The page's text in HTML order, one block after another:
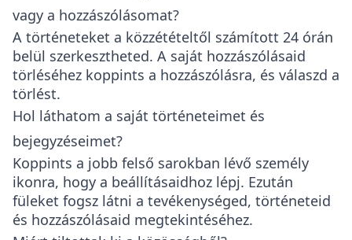
vagy a hozzászólásomat?
A történeteket a közzétételtől számított 24 órán
belül szerkesztheted. A saját hozzászólásaid
törléséhez koppints a hozzászólásra, és válaszd a
törlést.
Hol láthatom a saját történeteimet és
bejegyzéseimet?
Koppints a jobb felső sarokban lévő személy
ikonra, hogy a beállításaidhoz lépj. Ezután
füleket fogsz látni a tevékenységed, történeteid
és hozzászólásaid megtekintéséhez.